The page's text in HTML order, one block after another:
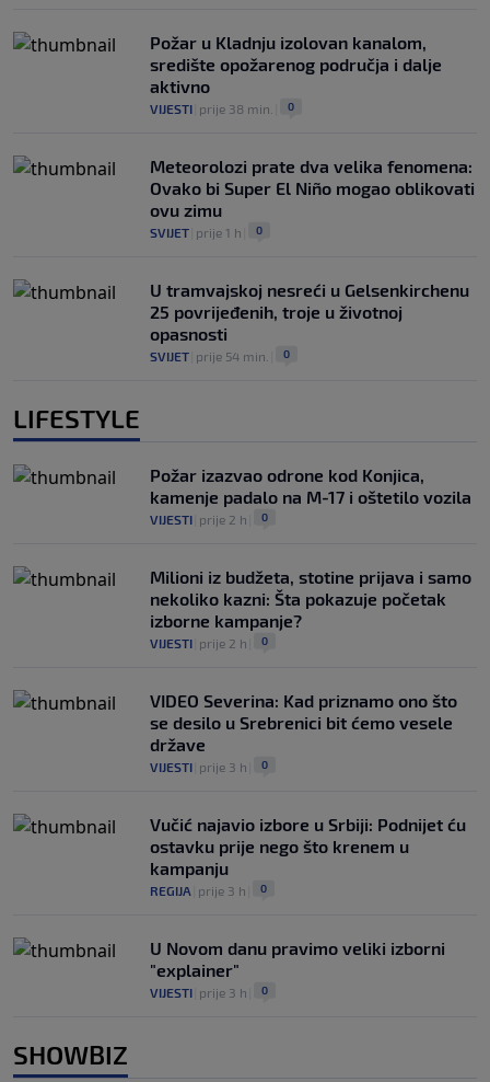
Požar u Kladnju izolovan kanalom,
središte opožarenog područja i dalje
aktivno
VIJESTI prije 38 min. 0
Meteorolozi prate dva velika fenomena:
Ovako bi Super El Niño mogao oblikovati
ovu zimu
SVIJET prije 1 h 0
U tramvajskoj nesreći u Gelsenkirchenu
25 povrijeđenih, troje u životnoj
opasnosti
SVIJET prije 54 min. 0
LIFESTYLE
Požar izazvao odrone kod Konjica,
kamenje padalo na M-17 i oštetilo vozila
VIJESTI prije 2 h 0
Milioni iz budžeta, stotine prijava i samo
nekoliko kazni: Šta pokazuje početak
izborne kampanje?
VIJESTI prije 2 h 0
VIDEO Severina: Kad priznamo ono što
se desilo u Srebrenici bit ćemo vesele
države
VIJESTI prije 3 h 0
Vučić najavio izbore u Srbiji: Podnijet ću
ostavku prije nego što krenem u
kampanju
REGIJA prije 3 h 0
U Novom danu pravimo veliki izborni
"explainer"
VIJESTI prije 3 h 0
SHOWBIZ